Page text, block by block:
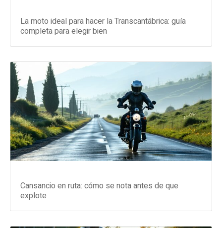
La moto ideal para hacer la Transcantábrica: guía
completa para elegir bien
Cansancio en ruta: cómo se nota antes de que
explote